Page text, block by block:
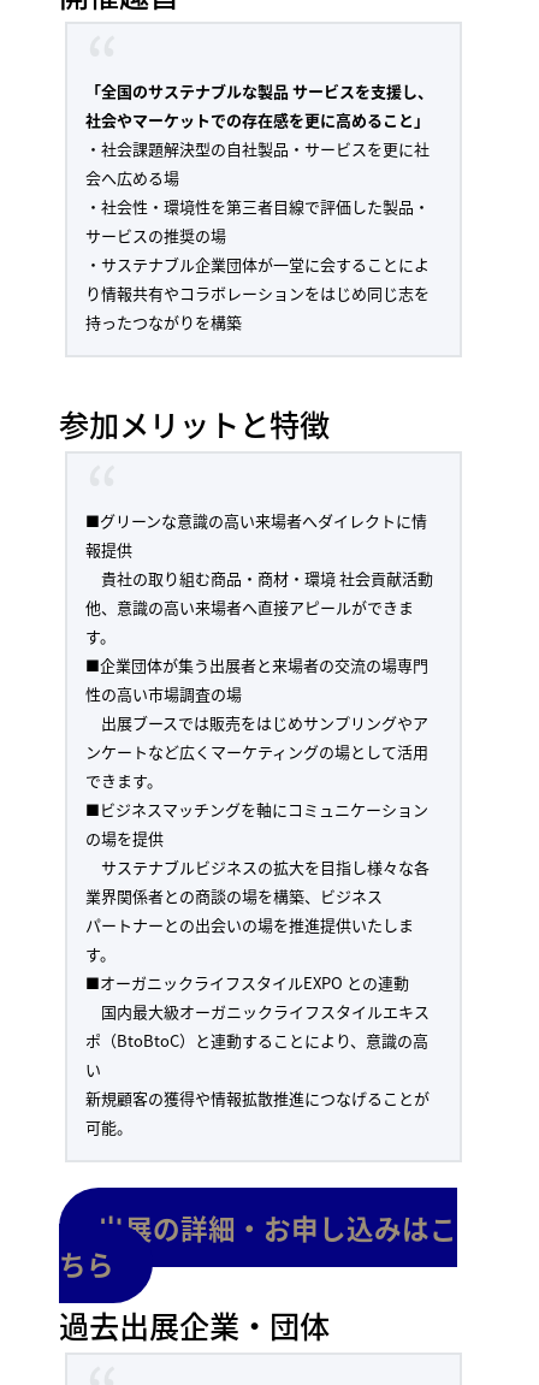
「全国のサステナブルな製品 サービスを支援し、
社会やマーケットでの存在感を更に高めること」
・社会課題解決型の自社製品・サービスを更に社
会へ広める場
・社会性・環境性を第三者目線で評価した製品・
サービスの推奨の場
・サステナブル企業団体が一堂に会することによ
り情報共有やコラボレーションをはじめ同じ志を
持ったつながりを構築
参加メリットと特徴
■グリーンな意識の高い来場者へダイレクトに情
報提供
貴社の取り組む商品・商材・環境 社会貢献活動
他、意識の高い来場者へ直接アピールができま
す。
■企業団体が集う出展者と来場者の交流の場専門
性の高い市場調査の場
出展ブースでは販売をはじめサンプリングやア
ンケートなど広くマーケティングの場として活用
できます。
■ビジネスマッチングを軸にコミュニケーション
の場を提供
サステナブルビジネスの拡大を目指し様々な各
業界関係者との商談の場を構築、ビジネス
パートナーとの出会いの場を推進提供いたしま
す。
■オーガニックライフスタイルEXPO との連動
国内最大級オーガニックライフスタイルエキス
ポ（BtoBtoC）と連動することにより、意識の高
い
新規顧客の獲得や情報拡散推進につなげることが
可能。
出展の詳細・お申し込みはこ
ちら
過去出展企業・団体